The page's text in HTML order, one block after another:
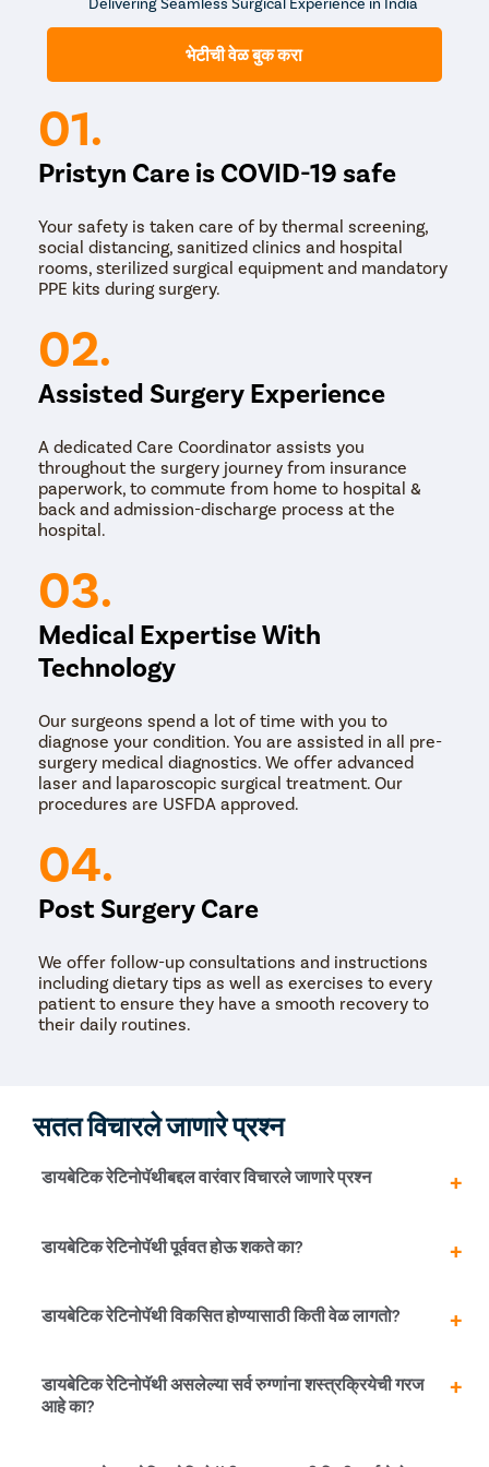
रेटिनामध्ये असामान्यपणे वाढणाऱ्या रक्तवाहिन्या कमी करते. फोकल
लेसरचा उपयोग रक्तवाहिन्या जाळण्याच्या प्रक्रियेत पुढील दृष्टी कमी
होण्यापासून रोखण्यासाठी केला जातो.
विट्रेक्टोमी- ही एक शस्त्रक्रिया प्रक्रिया आहे ज्याचा उपयोग
एक लहान चीरा द्वारे डाग उती.
भेटीची वेळ बुक करा
01.
Pristyn Care is COVID-19 safe
Your safety is taken care of by thermal screening,
social distancing, sanitized clinics and hospital
rooms, sterilized surgical equipment and mandatory
PPE kits during surgery.
02.
Assisted Surgery Experience
A dedicated Care Coordinator assists you
throughout the surgery journey from insurance
paperwork, to commute from home to hospital &
back and admission-discharge process at the
hospital.
03.
Medical Expertise With
Technology
Our surgeons spend a lot of time with you to
diagnose your condition. You are assisted in all pre-
surgery medical diagnostics. We offer advanced
laser and laparoscopic surgical treatment. Our
procedures are USFDA approved.
04.
Post Surgery Care
We offer follow-up consultations and instructions
including dietary tips as well as exercises to every
patient to ensure they have a smooth recovery to
their daily routines.
सतत विचारले जाणारे प्रश्न
डायबेटिक रेटिनोपॅथीबद्दल वारंवार विचारले जाणारे प्रश्न
डायबेटिक रेटिनोपॅथीची लक्षणे सहसा मध्यम किंवा गंभीर प्रकरणांमध्ये
विकसित होतात. तरंगणे, अस्पष्टता, रंग समजण्यात अडचण आणि दृष्टीचे
डायबेटिक रेटिनोपॅथी पूर्ववत होऊ शकते का?
नाही. काही प्रकरणांमध्ये, अँटी-व्हीईजीएफ इंजेक्शन्स डायबेटिक
निर्मिती थांबू शकते. स्टिरॉइड इंजेक्शन्स देखील मदत करू शकतात. जर
स्थिती सतत प्रगती करत राहिली तर लेसर उपचार किंवा शस्त्रक्रिया
वापरली जाते.
डायबेटिक रेटिनोपॅथी विकसित होण्यासाठी किती वेळ लागतो?
साधारणपणे, डायबेटिक रेटिनोपॅथी विकसित होण्यासाठी 5 ते 10 वर्षे
लागतात. परंतु, एखाद्या व्यक्तीवर अपेक्षेपेक्षा लवकर परिणाम होऊ शकत
डायबेटिक रेटिनोपॅथी असलेल्या सर्व रुग्णांना शस्त्रक्रियेची गरज
आहे का?